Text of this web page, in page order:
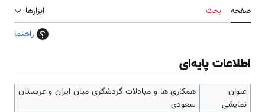
صفحه بحث
ابزارها
راهنما
اطلاعات پایه‌ای
عنوان
نمایشی
همکاری ها و مبادلات گردشگری میان ایران و عربستان
سعودی